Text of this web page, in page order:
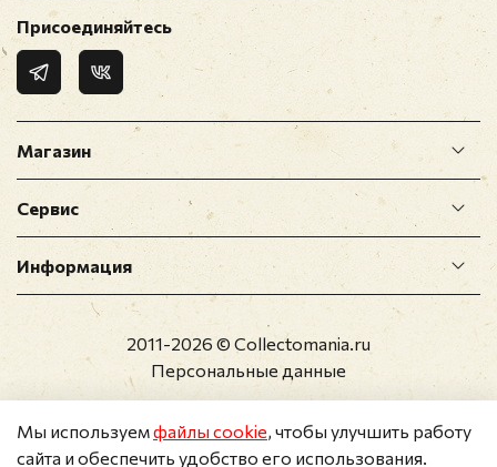
Магазин
Сервис
Информация
Присоединяйтесь
2011-2026 © Collectomania.ru
Персональные данные
Мы используемфайлы cookie, чтобы улучшить работу
сайта и обеспечить удобство его использования.